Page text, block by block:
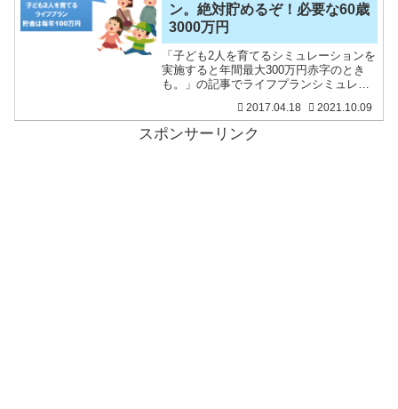
ン。絶対貯めるぞ！必要な60歳
3000万円
「子ども2人を育てるシミュレーションを
実施すると年間最大300万円赤字のとき
も。」の記事でライフプランシミュレー
帯年収800万円で給料がほとんど上がらな
いと想定して、やや大ざっぱにシミュレ
ーションを実施し
2017.04.18 2021.10.09
スポンサーリンク